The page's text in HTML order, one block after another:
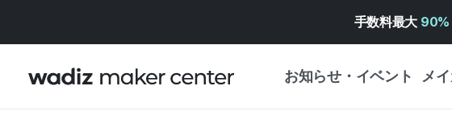
手数料最大 90%
お知らせ・イベント メ